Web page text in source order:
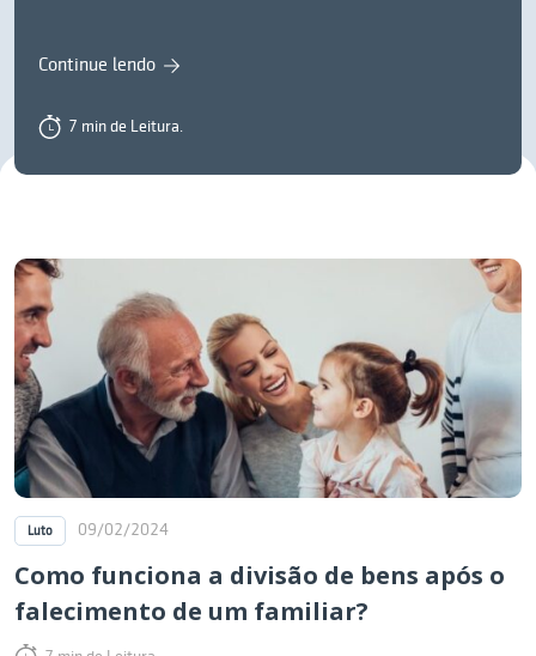
Continue lendo
7 min de Leitura.
Luto 09/02/2024
Como funciona a divisão de bens após o
falecimento de um familiar?